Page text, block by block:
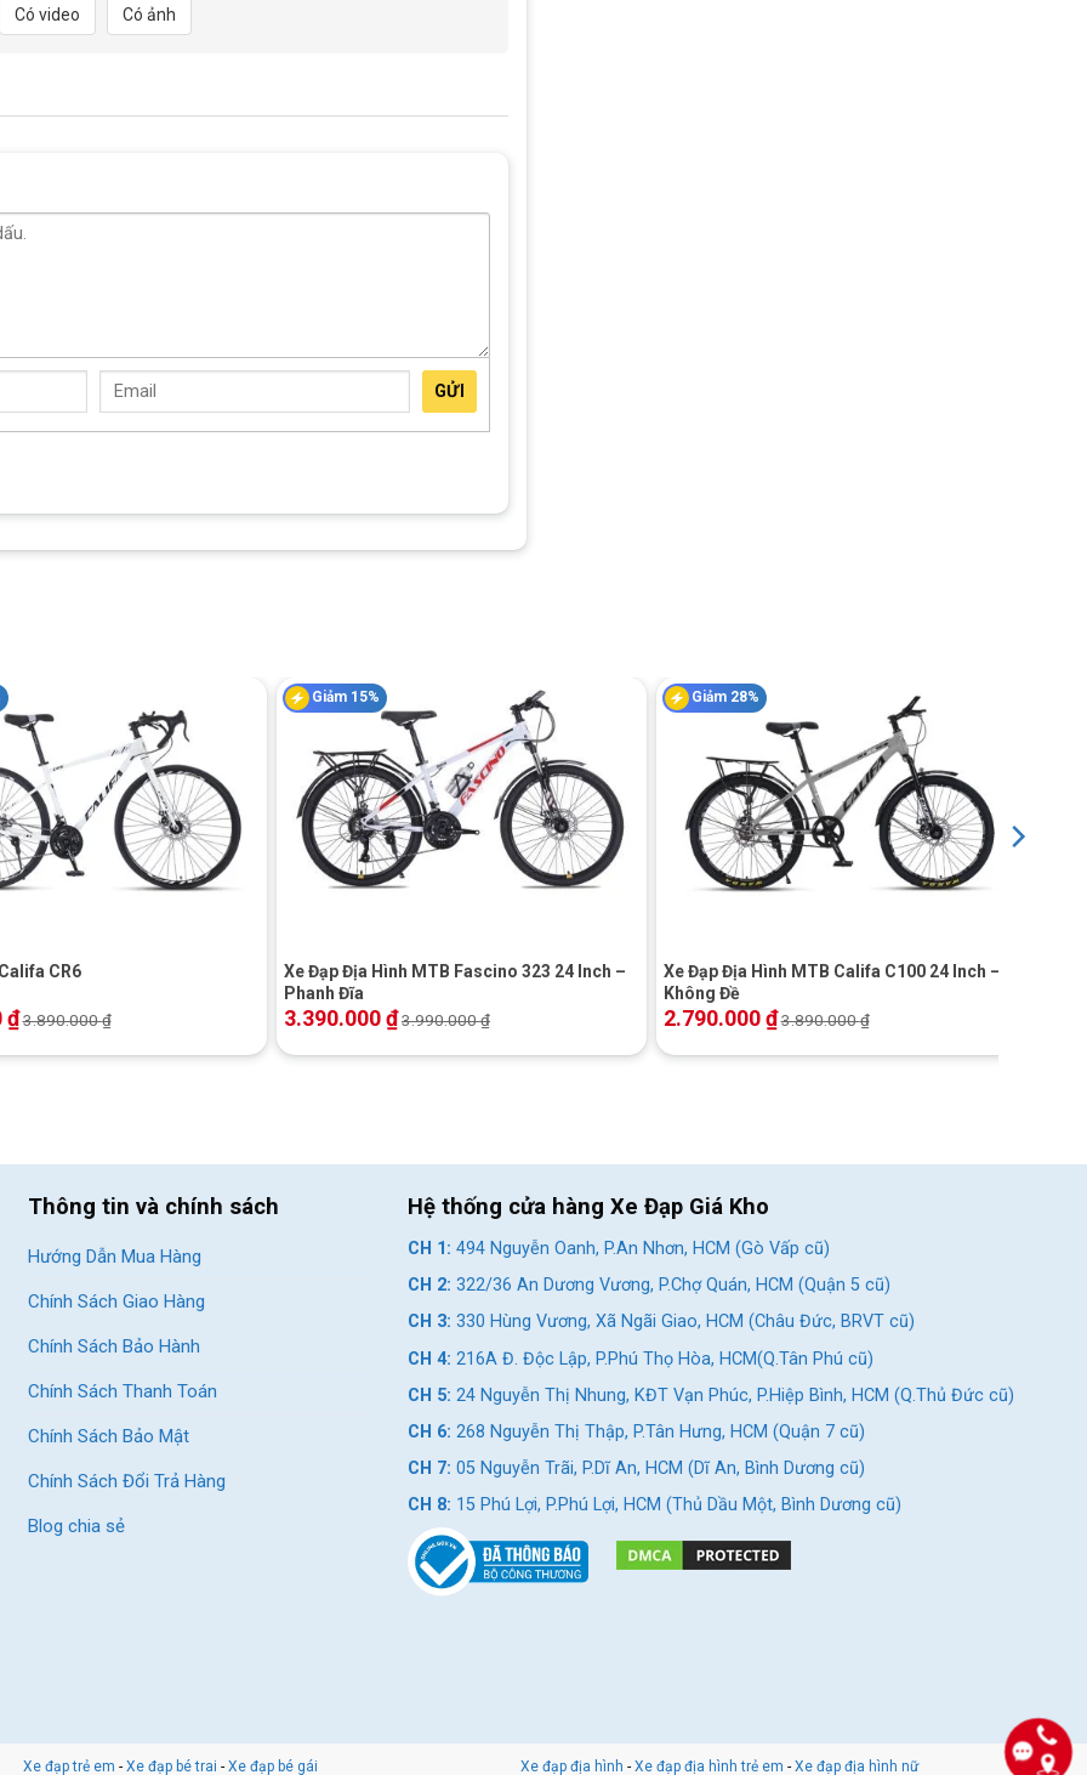
Xe đạp địa hình.
Kích thước: 70mm x Ø31.8
BOLIDS – Phanh đĩa cơ, đĩa phanh 160
QIAO SHENG
PAPYLUS – Thép 3 đĩa
SHIMENG 7 speed
BEST
PINGZHENG 24×2.125
xe đạp đường phố, xe đạp trẻ em,…với những màu sắc tươi trẻ
người.
R7 24 Inch
để vượt qua các điều kiện địa hình khác nhau. Bề ngoài của
và thẩm mỹ.
bạc, xanh cam, ghi xanh vô cùng bắt mắt để người dùng có
mình mong muốn.
R7 24 Inch
sử dụng.
Có video Có ảnh
GỬI
CR6
₫3.890.000₫
Giảm 15%
Xe Đạp Địa Hình MTB Fascino 323 24 Inch –
Phanh Đĩa
3.390.000₫3.990.000₫
Giảm 28%
Xe Đạp Địa Hình MTB Califa C100 24 Inch –
Không Đề
2.790.000₫3.890.000₫
Thông tin và chính sách
Hướng Dẫn Mua Hàng
Chính Sách Giao Hàng
Chính Sách Bảo Hành
Chính Sách Thanh Toán
Chính Sách Bảo Mật
Chính Sách Đổi Trả Hàng
Blog chia sẻ
Hệ thống cửa hàng Xe Đạp Giá Kho
CH 1: 494 Nguyễn Oanh, P.An Nhơn, HCM (Gò Vấp cũ)
CH 2: 322/36 An Dương Vương, P.Chợ Quán, HCM (Quận 5 cũ)
CH 3: 330 Hùng Vương, Xã Ngãi Giao, HCM (Châu Đức, BRVT cũ)
CH 4: 216A Đ. Độc Lập, P.Phú Thọ Hòa, HCM(Q.Tân Phú cũ)
CH 5: 24 Nguyễn Thị Nhung, KĐT Vạn Phúc, P.Hiệp Bình, HCM (Q.Thủ Đức cũ)
CH 6: 268 Nguyễn Thị Thập, P.Tân Hưng, HCM (Quận 7 cũ)
CH 7: 05 Nguyễn Trãi, P.Dĩ An, HCM (Dĩ An, Bình Dương cũ)
CH 8: 15 Phú Lợi, P.Phú Lợi, HCM (Thủ Dầu Một, Bình Dương cũ)
Xe đạp trẻ em - Xe đạp bé trai - Xe đạp bé gái Xe đạp địa hình - Xe đạp địa hình trẻ em - Xe đạp địa hình nữ